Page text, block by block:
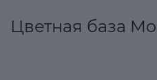
Цветная база